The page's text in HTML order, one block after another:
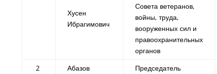
Хусен
Ибрагимович
Совета ветеранов,
войны, труда,
вооруженных сил и
правоохранительных
органов
2
Абазов
Председатель